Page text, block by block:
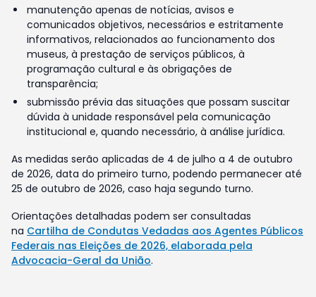
manutenção apenas de notícias, avisos e
comunicados objetivos, necessários e estritamente
informativos, relacionados ao funcionamento dos
museus, à prestação de serviços públicos, à
programação cultural e às obrigações de
transparência;
submissão prévia das situações que possam suscitar
dúvida à unidade responsável pela comunicação
institucional e, quando necessário, à análise jurídica.
As medidas serão aplicadas de 4 de julho a 4 de outubro
de 2026, data do primeiro turno, podendo permanecer até
25 de outubro de 2026, caso haja segundo turno.
Orientações detalhadas podem ser consultadas
na Cartilha de Condutas Vedadas aos Agentes Públicos
Federais nas Eleições de 2026, elaborada pela
Advocacia-Geral da União.